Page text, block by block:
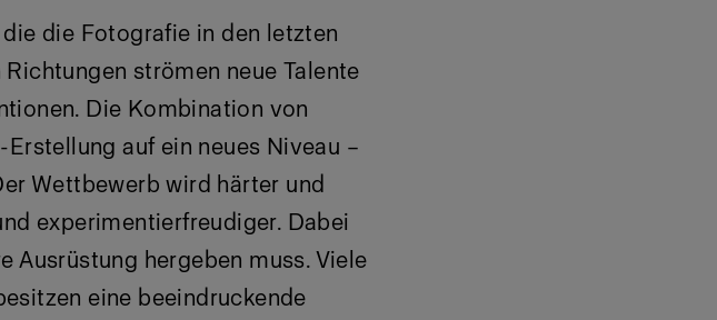
die Fotografie in den letzten
strömen neue Talente
Die Kombination von
auf ein neues Niveau –
Wettbewerb wird härter und
experimentierfreudiger. Dabei
Ausrüstung hergeben muss. Viele
eine beeindruckende